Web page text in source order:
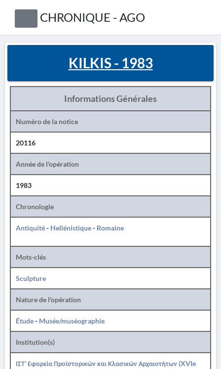
CHRONIQUE - AGO
KILKIS - 1983
Informations Générales
Numéro de la notice
20116
Année de l'opération
1983
Chronologie
Antiquité- Hellénistique- Romaine
Mots-clés
Sculpture
Nature de l'opération
Étude- Musée/muséographie
Institution(s)
ΙΣΤ' Εφορεία Προϊστορικών και Κλασικών Αρχαιοτήτων (XVIe